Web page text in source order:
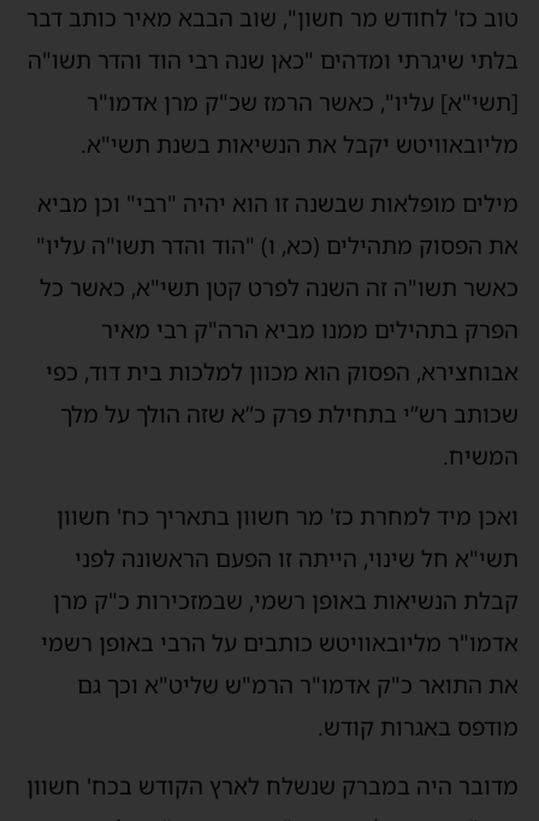
טוב כז' לחודש מר חשון", שוב הבבא מאיר כותב דבר
בלתי שיגרתי ומדהים "כאן שנה רבי הוד והדר תשו"ה
[תשי"א] עליו", כאשר הרמז שכ"ק מרן אדמו"ר
מליובאוויטש יקבל את הנשיאות בשנת תשי"א.
מילים מופלאות שבשנה זו הוא יהיה "רבי" וכן מביא
את הפסוק מתהילים (כא, ו) "הוד והדר תשו"ה עליו"
כאשר תשו"ה זה השנה לפרט קטן תשי"א, כאשר כל
הפרק בתהילים ממנו מביא הרה"ק רבי מאיר
אבוחצירא, הפסוק הוא מכוון למלכות בית דוד, כפי
שכותב רש”י בתחילת פרק כ”א שזה הולך על מלך
המשיח.
ואכן מיד למחרת כז' מר חשוון בתאריך כח' חשוון
תשי"א חל שינוי, הייתה זו הפעם הראשונה לפני
קבלת הנשיאות באופן רשמי, שבמזכירות כ"ק מרן
אדמו"ר מליובאוויטש כותבים על הרבי באופן רשמי
את התואר כ"ק אדמו"ר הרמ"ש שליט"א וכך גם
מודפס באגרות קודש.
מדובר היה במברק שנשלח לארץ הקודש בכח' חשוון